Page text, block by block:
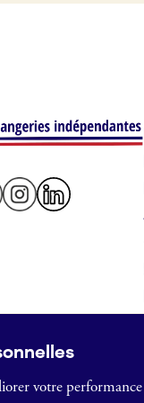
votre performance